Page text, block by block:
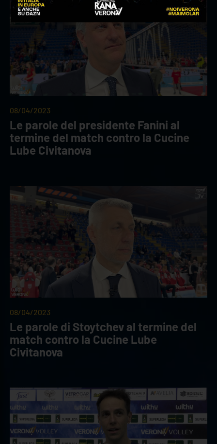
08/04/2023
Le parole del presidente Fanini al
termine del match contro la Cucine
Lube Civitanova
08/04/2023
Le parole di Stoytchev al termine del
match contro la Cucine Lube
Civitanova